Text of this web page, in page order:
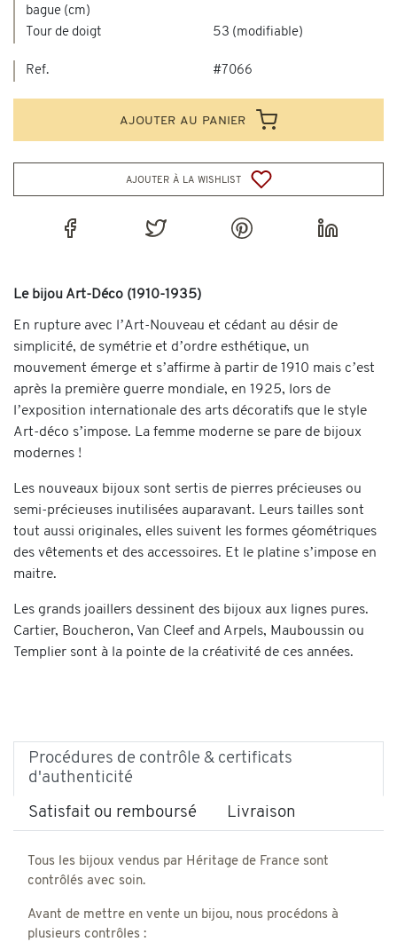
bague (cm)
Tour de doigt 53 (modifiable)
Ref. #7066
ajouter au panier
ajouter à la wishlist
Le bijou Art-Déco (1910-1935)
En rupture avec l’Art-Nouveau et cédant au désir de
simplicité, de symétrie et d’ordre esthétique, un
mouvement émerge et s’affirme à partir de 1910 mais c’est
après la première guerre mondiale, en 1925, lors de
l’exposition internationale des arts décoratifs que le style
Art-déco s’impose. La femme moderne se pare de bijoux
modernes !
Les nouveaux bijoux sont sertis de pierres précieuses ou
semi-précieuses inutilisées auparavant. Leurs tailles sont
tout aussi originales, elles suivent les formes géométriques
des vêtements et des accessoires. Et le platine s’impose en
maitre.
Les grands joaillers dessinent des bijoux aux lignes pures.
Cartier, Boucheron, Van Cleef and Arpels, Mauboussin ou
Templier sont à la pointe de la créativité de ces années.
Procédures de contrôle & certificats
d'authenticité
Satisfait ou remboursé Livraison
Tous les bijoux vendus par Héritage de France sont
contrôlés avec soin.
Avant de mettre en vente un bijou, nous procédons à
plusieurs contrôles :